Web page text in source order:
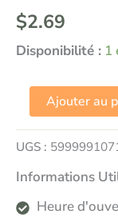
$2.69
Disponibilité : 1
Ajouter au
UGS :
Informations
Heure